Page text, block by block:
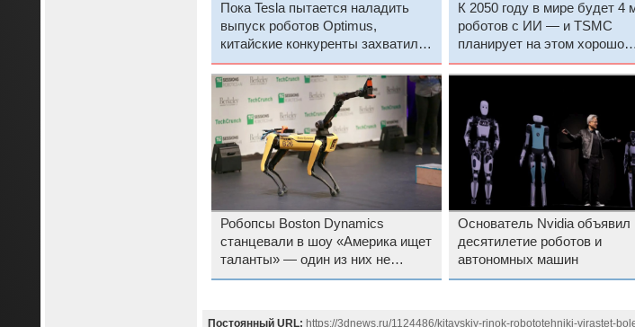
Пока Tesla пытается наладить
выпуск роботов Optimus,
китайские конкуренты захватили
внимание всего мира
К 2050 году в мире будет 4
роботов с ИИ — и TSMC
планирует на этом хорошо
заработать
Робопсы Boston Dynamics
станцевали в шоу «Америка ищет
таланты» — один из них не
справился с страхом сцены
Основатель Nvidia объявил
десятилетие роботов и
автономных машин
Постоянный URL: https://3dnews.ru/1124486/kitayskiy-rinok-robototehniki-virastet-